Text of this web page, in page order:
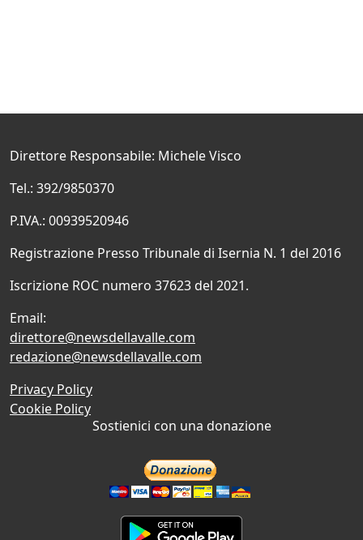
Direttore Responsabile: Michele Visco
Tel.: 392/9850370
P.IVA.: 00939520946
Registrazione Presso Tribunale di Isernia N. 1 del 2016
Iscrizione ROC numero 37623 del 2021.
Email:
direttore@newsdellavalle.com
redazione@newsdellavalle.com
Privacy Policy
Cookie Policy
Sostienici con una donazione